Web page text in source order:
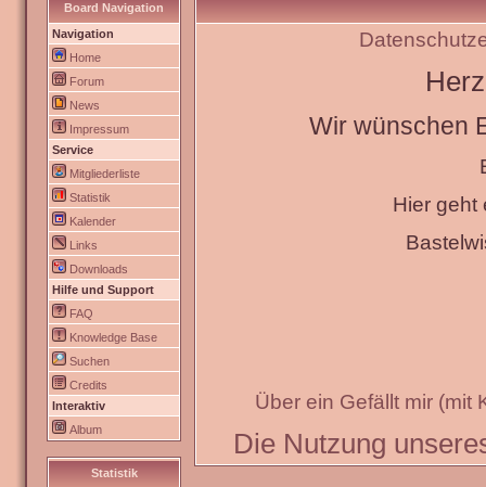
Board Navigation
Navigation
Home
Forum
News
Impressum
Service
Mitgliederliste
Statistik
Kalender
Links
Downloads
Hilfe und Support
FAQ
Knowledge Base
Suchen
Credits
Interaktiv
Album
Statistik
Wir wünschen
Hier geht
Über ein Gefällt mir (mit
Die Nutzung